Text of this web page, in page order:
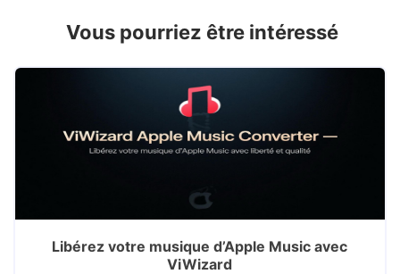
Vous pourriez être intéressé
Libérez votre musique d’Apple Music avec
ViWizard